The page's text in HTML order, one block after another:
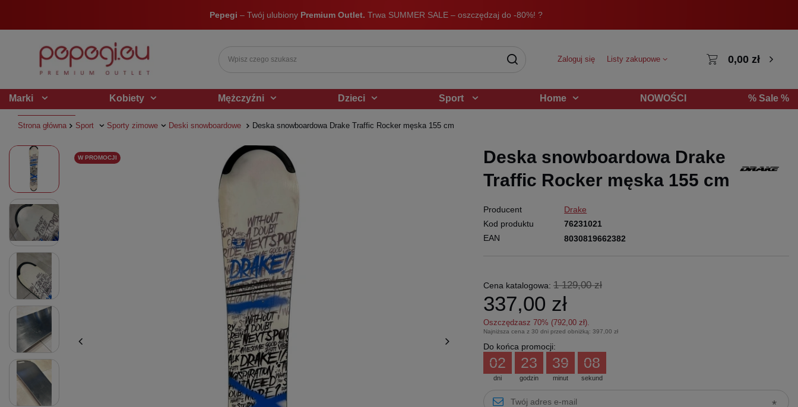
Pepegi – Twój ulubiony Premium Outlet. Trwa SUMMER SALE – oszczędzaj do -80%! ?
Zaloguj się Listy zakupowe 0,00 zł
Marki Kobiety Mężczyźni Dzieci Sport Home NOWOŚCI % Sale %
Strona główna Sport Sporty zimowe Deski snowboardowe Deska snowboardowa Drake Traffic Rocker męska 155 cm
W PROMOCJI
Deska snowboardowa Drake
Traffic Rocker męska 155 cm
Producent
Drake
Kod produktu
76231021
EAN
8030819662382
Cena katalogowa: 1 129,00 zł
337,00 zł
Oszczędzasz 70% (792,00 zł).
Najniższa cena z 30 dni przed obniżką: 397,00 zł
Do końca promocji:
dni
02
godzin
23
minut
39
sekund
07